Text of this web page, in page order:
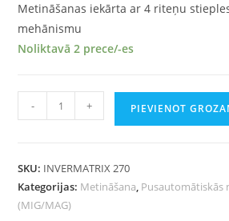
Metināšanas iekārta ar 4 riteņu
mehānismu
Noliktavā 2 prece/-es
- + PIEVIENOT
SKU: INVERMATRIX 270
Kategorijas: Metināšana, Pusautomātiskās
(MIG/MAG)